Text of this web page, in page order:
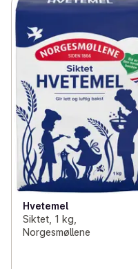
Hvetemel
Siktet, 1 kg,
Norgesmøllene